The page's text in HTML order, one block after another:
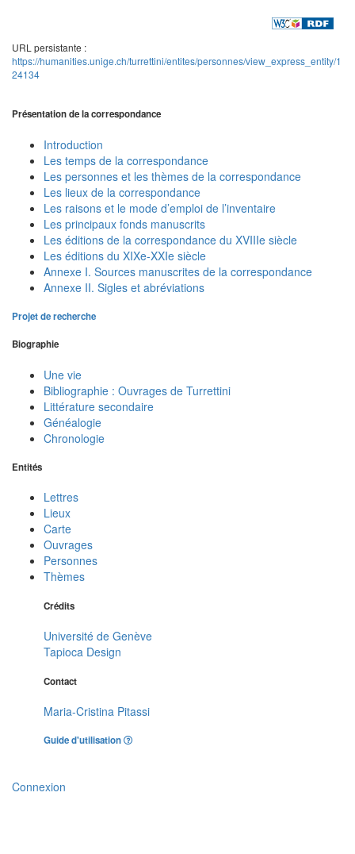
URL persistante :
https://humanities.unige.ch/turrettini/entites/personnes/view_express_entity/1
24134
Présentation de la correspondance
Introduction
Les temps de la correspondance
Les personnes et les thèmes de la correspondance
Les lieux de la correspondance
Les raisons et le mode d’emploi de l’inventaire
Les principaux fonds manuscrits
Les éditions de la correspondance du XVIIIe siècle
Les éditions du XIXe-XXIe siècle
Annexe I. Sources manuscrites de la correspondance
Annexe II. Sigles et abréviations
Projet de recherche
Biographie
Une vie
Bibliographie : Ouvrages de Turrettini
Littérature secondaire
Généalogie
Chronologie
Entités
Lettres
Lieux
Carte
Ouvrages
Personnes
Thèmes
Crédits
Université de Genève
Tapioca Design
Contact
Maria-Cristina Pitassi
Guide d'utilisation
Connexion